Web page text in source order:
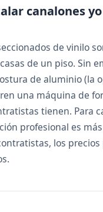
canalones
de vinilo
de un piso. Sin
de aluminio (la
una máquina de
tienen. Para
profesional es
los